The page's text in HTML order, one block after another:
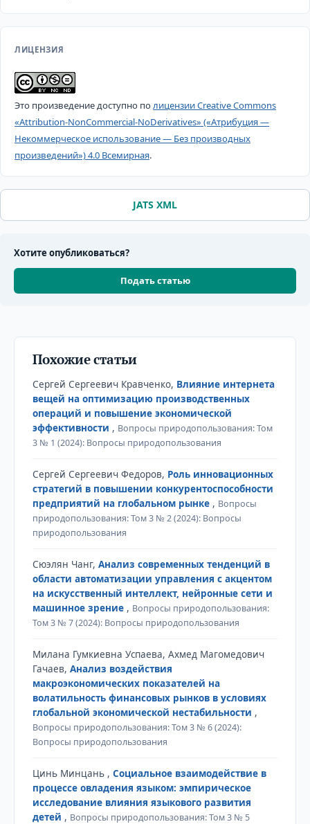
ЛИЦЕНЗИЯ
Это произведение доступно полицензии Creative Commons
«Attribution-NonCommercial-NoDerivatives» («Атрибуция —
Некоммерческое использование — Без производных
произведений») 4.0 Всемирная.
JATS XML
Хотите опубликоваться?
Подать статью
Похожие статьи
Сергей Сергеевич Кравченко, Влияние интернета
вещей на оптимизацию производственных
операций и повышение экономической
эффективности , Вопросы природопользования: Том
3 № 1 (2024): Вопросы природопользования
Сергей Сергеевич Федоров, Роль инновационных
стратегий в повышении конкурентоспособности
предприятий на глобальном рынке , Вопросы
природопользования: Том 3 № 2 (2024): Вопросы
природопользования
Сюэлян Чанг, Анализ современных тенденций в
области автоматизации управления с акцентом
на искусственный интеллект, нейронные сети и
машинное зрение , Вопросы природопользования:
Том 3 № 7 (2024): Вопросы природопользования
Милана Гумкиевна Успаева, Ахмед Магомедович
Гачаев, Анализ воздействия
макроэкономических показателей на
волатильность финансовых рынков в условиях
глобальной экономической нестабильности ,
Вопросы природопользования: Том 3 № 6 (2024):
Вопросы природопользования
Цинь Минцань , Социальное взаимодействие в
процессе овладения языком: эмпирическое
исследование влияния языкового развития
детей , Вопросы природопользования: Том 3 № 5